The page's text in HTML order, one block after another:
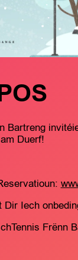
Bartreng
Duerf!
Dir Iech
Frënn